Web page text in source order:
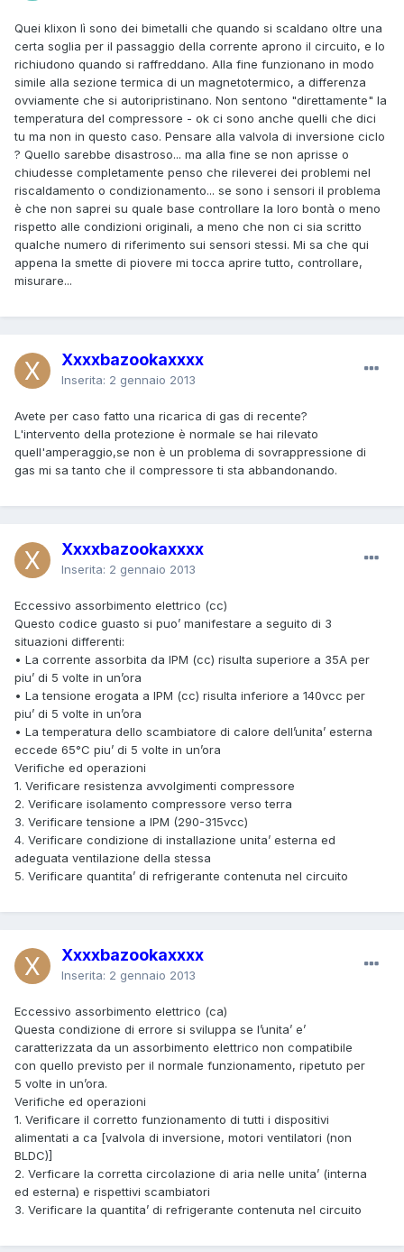
Quei klixon lì sono dei bimetalli che quando si scaldano oltre una
certa soglia per il passaggio della corrente aprono il circuito, e lo
richiudono quando si raffreddano. Alla fine funzionano in modo
simile alla sezione termica di un magnetotermico, a differenza
ovviamente che si autoripristinano. Non sentono "direttamente" la
temperatura del compressore - ok ci sono anche quelli che dici
tu ma non in questo caso. Pensare alla valvola di inversione ciclo
? Quello sarebbe disastroso... ma alla fine se non aprisse o
chiudesse completamente penso che rileverei dei problemi nel
riscaldamento o condizionamento... se sono i sensori il problema
è che non saprei su quale base controllare la loro bontà o meno
rispetto alle condizioni originali, a meno che non ci sia scritto
qualche numero di riferimento sui sensori stessi. Mi sa che qui
appena la smette di piovere mi tocca aprire tutto, controllare,
misurare...
Xxxxbazookaxxxx
Inserita: 2 gennaio 2013
Avete per caso fatto una ricarica di gas di recente?
L'intervento della protezione è normale se hai rilevato
quell'amperaggio,se non è un problema di sovrappressione di
gas mi sa tanto che il compressore ti sta abbandonando.
Xxxxbazookaxxxx
Inserita: 2 gennaio 2013
Eccessivo assorbimento elettrico (cc)
Questo codice guasto si puo’ manifestare a seguito di 3
situazioni differenti:
• La corrente assorbita da IPM (cc) risulta superiore a 35A per
piu’ di 5 volte in un’ora
• La tensione erogata a IPM (cc) risulta inferiore a 140vcc per
piu’ di 5 volte in un’ora
• La temperatura dello scambiatore di calore dell’unita’ esterna
eccede 65°C piu’ di 5 volte in un’ora
Verifiche ed operazioni
1. Verificare resistenza avvolgimenti compressore
2. Verificare isolamento compressore verso terra
3. Verificare tensione a IPM (290-315vcc)
4. Verificare condizione di installazione unita’ esterna ed
adeguata ventilazione della stessa
5. Verificare quantita’ di refrigerante contenuta nel circuito
Xxxxbazookaxxxx
Inserita: 2 gennaio 2013
Eccessivo assorbimento elettrico (ca)
Questa condizione di errore si sviluppa se l’unita’ e’
caratterizzata da un assorbimento elettrico non compatibile
con quello previsto per il normale funzionamento, ripetuto per
5 volte in un’ora.
Verifiche ed operazioni
1. Verificare il corretto funzionamento di tutti i dispositivi
alimentati a ca [valvola di inversione, motori ventilatori (non
BLDC)]
2. Verficare la corretta circolazione di aria nelle unita’ (interna
ed esterna) e rispettivi scambiatori
3. Verificare la quantita’ di refrigerante contenuta nel circuito